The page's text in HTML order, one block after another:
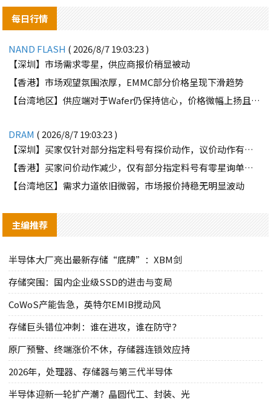
每日行情
NAND FLASH ( 2026/8/7 19:03:23 )
【深圳】市场需求零星，供应商报价稍显被动
【香港】市场观望氛围浓厚，EMMC部分价格呈现下滑趋势
【台湾地区】供应端对于Wafer仍保持信心，价格微幅上扬且惜售态度不变
DRAM ( 2026/8/7 19:03:23 )
【深圳】买家仅针对部分指定料号有探价动作，议价动作有所减少
【香港】买家问价动作减少，仅有部分指定料号有零星询单动作
【台湾地区】需求力道依旧微弱，市场报价持稳无明显波动
主编推荐
半导体大厂亮出最新存储“底牌”：XBM剑
存储突围：国内企业级SSD的进击与变局
CoWoS产能告急，英特尔EMIB搅动风
存储巨头错位冲刺：谁在进攻，谁在防守？
原厂预警、终端涨价不休，存储器连锁效应持
2026年，处理器、存储器与第三代半导体
半导体迎新一轮扩产潮？晶圆代工、封装、光